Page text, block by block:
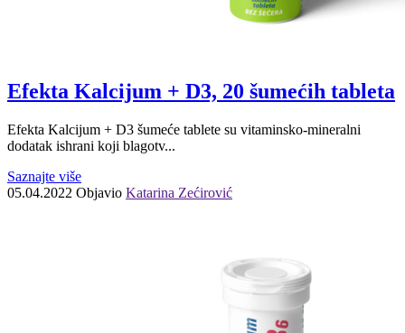
Efekta Kalcijum + D3, 20 šumećih tableta
Efekta Kalcijum + D3 šumeće tablete su vitaminsko-mineralni
dodatak ishrani koji blagotv...
Saznajte više
05.04.2022 Objavio Katarina Zećirović